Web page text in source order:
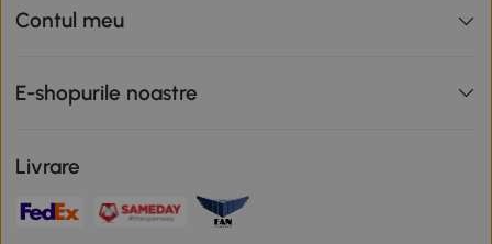
Contul meu
E-shopurile noastre
Livrare